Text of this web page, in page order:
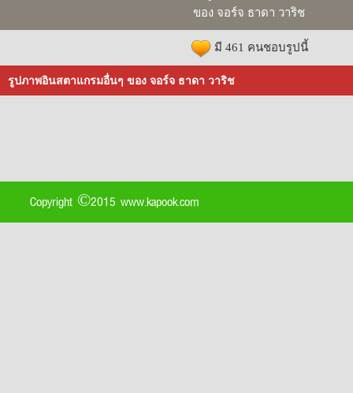
ของ จอร์จ ธาดา วาริช
มี 461 คนชอบรูปนี้
รูปภาพอินสตาแกรมอื่นๆ ของ จอร์จ ธาดา วาริช
Copyright ©2015 www.kapook.com